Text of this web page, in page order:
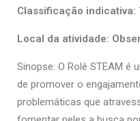
Classificação indicativa:
Local da atividade:
Sinopse: O Rolê STEAM é
de promover o
problemáticas que